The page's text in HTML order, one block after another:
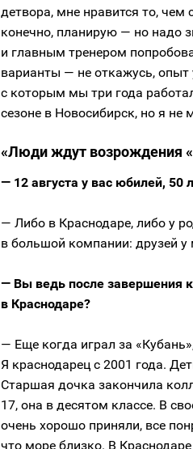
детвора, мне нравится то, чем
конечно, планирую — но надо
и главным тренером
варианты — не откажусь, опыт
с которым мы три года
сезоне в Новосибирск, но я не
«Люди ждут возрождения
— 12 августа у вас юбилей, 50
— Либо в Краснодаре, либо у
в большой компании: друзей у
— Вы ведь после завершения
в Краснодаре?
— Еще когда играл за
Я краснодарец с 2001 года.
Старшая дочка закончила
17, она в десятом классе. В
очень хорошо приняли, все
что море близко. В